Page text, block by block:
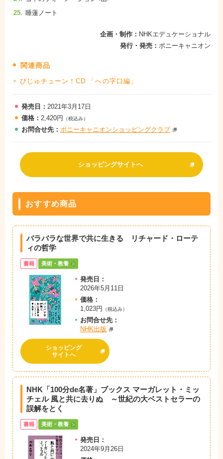
睡蓮ノート
企画・制作： NHKエデュケーショナル
発行・発売： ポニーキャニオン
関連商品
びじゅチューン！CD 「への字口編」
発売日： 2021年3月17日
価格： 2,420円 （税込み）
お問合せ先： ポニーキャニオンショッピングクラブ
ショッピングサイトへ
おすすめ商品
バラバラな世界で共に生きる リチャード・ローテ
ィの哲学
書籍 美術・教養
発売日：
2026年5月11日
価格：
1,023円
（税込み）
お問合せ先：
NHK出版
ショッピング
サイトへ
NHK「100分de名著」ブックス マーガレット・ミッ
チェル 風と共に去りぬ ～世紀の大ベストセラーの
誤解をとく
書籍 美術・教養
発売日：
2024年9月26日